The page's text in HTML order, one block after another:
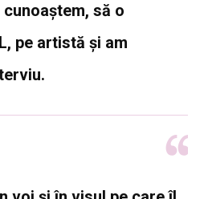
să o
pe artistă și am